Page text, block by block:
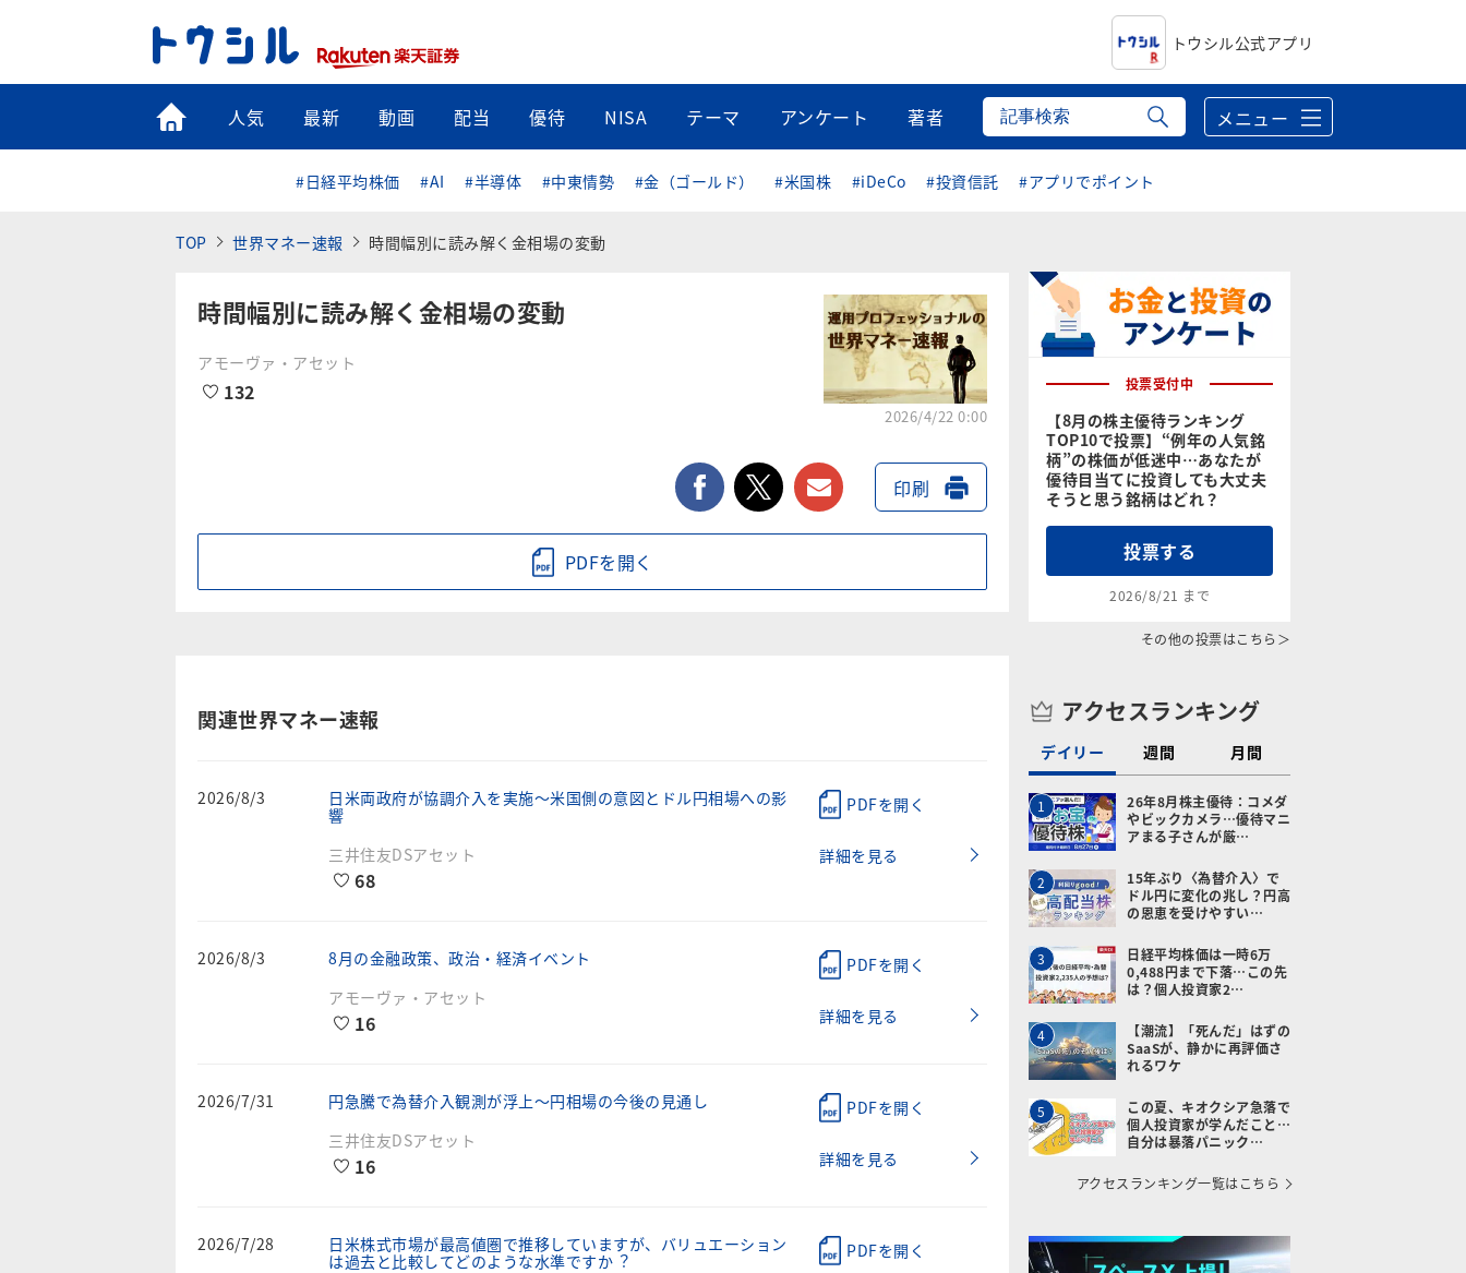
トウシル公式アプリ
トップ
人気 最新 動画 配当 優待 NISA テーマ アンケート 著者 メニュー
#日経平均株価 #AI #半導体 #中東情勢 #金（ゴールド） #米国株 #iDeCo #投資信託 #アプリでポイント
TOP 世界マネー速報 時間幅別に読み解く金相場の変動
時間幅別に読み解く金相場の変動
アモーヴァ・アセット
132
2026/4/22 0:00
facebooktwitter メールで送る
印刷
PDFを開く
関連世界マネー速報
2026/8/3
日米両政府が協調介入を実施～米国側の意図とドル円相場への影
響
三井住友DSアセット
68
PDFを開く
詳細を見る
2026/8/3
8月の金融政策、政治・経済イベント
アモーヴァ・アセット
16
PDFを開く
詳細を見る
2026/7/31
円急騰で為替介入観測が浮上～円相場の今後の見通し
三井住友DSアセット
16
PDFを開く
詳細を見る
2026/7/28
⽇⽶株式市場が最⾼値圏で推移していますが、バリュエーション
は過去と⽐較してどのような⽔準ですか︖
PDFを開く
投票受付中
【8月の株主優待ランキング
TOP10で投票】“例年の人気銘
柄”の株価が低迷中…あなたが
優待目当てに投資しても大丈夫
そうと思う銘柄はどれ？
投票する
2026/8/21 まで
その他の投票はこちら＞
アクセスランキング
デイリー 週間 月間
1
26年8月株主優待：コメダ
やビックカメラ…優待マニ
アまる子さんが厳…
2
15年ぶり〈為替介入〉で
ドル円に変化の兆し？円高
の恩恵を受けやすい…
3
日経平均株価は一時6万
0,488円まで下落…この先
は？個人投資家2…
4
【潮流】「死んだ」はずの
SaaSが、静かに再評価さ
れるワケ
5
この夏、キオクシア急落で
個人投資家が学んだこと…
自分は暴落パニック…
アクセスランキング一覧はこちら